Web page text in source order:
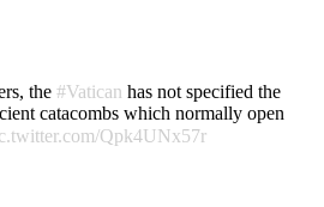
the #Vatican has not specified the
catacombs which normally open
Qpk4UNx57r